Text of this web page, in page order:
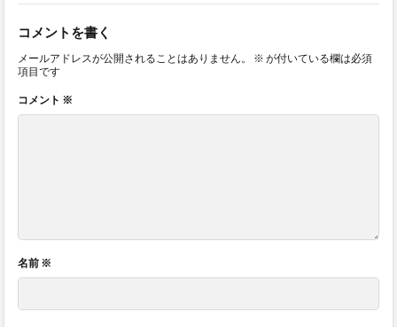
コメントを書く
メールアドレスが公開されることはありません。 ※ が付いている欄は必須
項目です
コメント ※
名前 ※